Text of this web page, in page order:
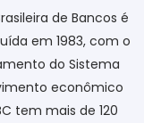
de Bancos é
em 1983, com o
do Sistema
econômico
tem mais de 120